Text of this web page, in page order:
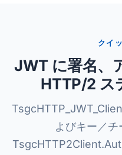
クイ
JWT に署名、
HTTP/2 ス
よびキー／チ